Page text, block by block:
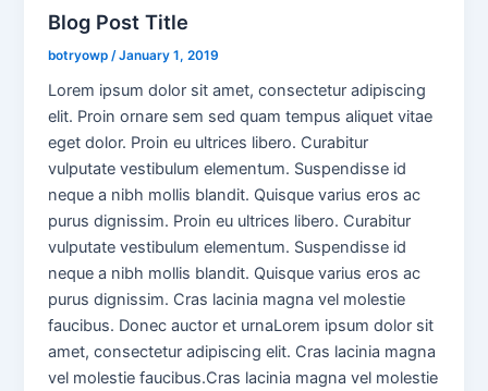
Blog Post Title
botryowp /January 1, 2019
Lorem ipsum dolor sit amet, consectetur adipiscing
elit. Proin ornare sem sed quam tempus aliquet vitae
eget dolor. Proin eu ultrices libero. Curabitur
vulputate vestibulum elementum. Suspendisse id
neque a nibh mollis blandit. Quisque varius eros ac
purus dignissim. Proin eu ultrices libero. Curabitur
vulputate vestibulum elementum. Suspendisse id
neque a nibh mollis blandit. Quisque varius eros ac
purus dignissim. Cras lacinia magna vel molestie
faucibus. Donec auctor et urnaLorem ipsum dolor sit
amet, consectetur adipiscing elit. Cras lacinia magna
vel molestie faucibus.Cras lacinia magna vel molestie